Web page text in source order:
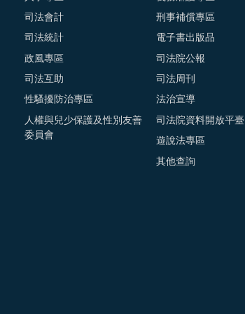
司法會計
司法統計
政風專區
司法互助
性騷擾防治專區
人權與兒少保護及性別友善
委員會
刑事補償專區
電子書出版品
司法院公報
司法周刊
法治宣導
司法院資料開放平臺
遊說法專區
其他查詢